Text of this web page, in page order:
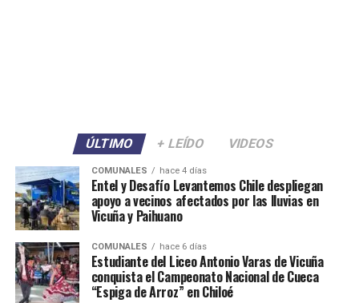
ÚLTIMO + LEÍDO VIDEOS
COMUNALES hace 4 días
Entel y Desafío Levantemos Chile despliegan
apoyo a vecinos afectados por las lluvias en
Vicuña y Paihuano
COMUNALES hace 6 días
Estudiante del Liceo Antonio Varas de Vicuña
conquista el Campeonato Nacional de Cueca
“Espiga de Arroz” en Chiloé